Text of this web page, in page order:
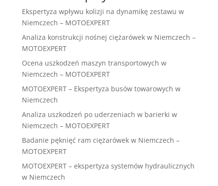
Ekspertyza wpływu kolizji na dynamikę zestawu w
Niemczech – MOTOEXPERT
Analiza konstrukcji nośnej ciężarówek w Niemczech –
MOTOEXPERT
Ocena uszkodzeń maszyn transportowych w
Niemczech – MOTOEXPERT
MOTOEXPERT – Ekspertyza busów towarowych w
Niemczech
Analiza uszkodzeń po uderzeniach w barierki w
Niemczech – MOTOEXPERT
Badanie pęknięć ram ciężarówek w Niemczech –
MOTOEXPERT
MOTOEXPERT – ekspertyza systemów hydraulicznych
w Niemczech